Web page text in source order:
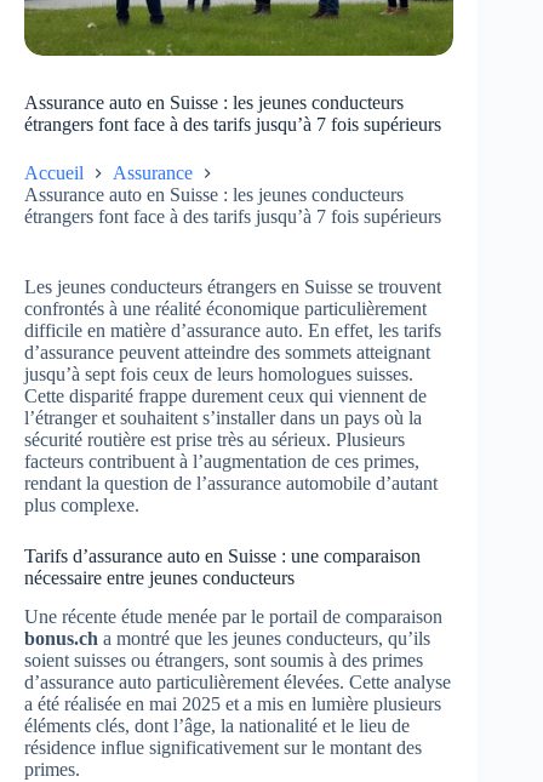
Assurance auto en Suisse : les jeunes conducteurs
étrangers font face à des tarifs jusqu’à 7 fois supérieurs
Accueil
Assurance
Assurance auto en Suisse : les jeunes conducteurs
étrangers font face à des tarifs jusqu’à 7 fois supérieurs
Les jeunes conducteurs étrangers en Suisse se trouvent
confrontés à une réalité économique particulièrement
difficile en matière d’assurance auto. En effet, les tarifs
d’assurance peuvent atteindre des sommets atteignant
jusqu’à sept fois ceux de leurs homologues suisses.
Cette disparité frappe durement ceux qui viennent de
l’étranger et souhaitent s’installer dans un pays où la
sécurité routière est prise très au sérieux. Plusieurs
facteurs contribuent à l’augmentation de ces primes,
rendant la question de l’assurance automobile d’autant
plus complexe.
Tarifs d’assurance auto en Suisse : une comparaison
nécessaire entre jeunes conducteurs
Une récente étude menée par le portail de comparaison
bonus.ch a montré que les jeunes conducteurs, qu’ils
soient suisses ou étrangers, sont soumis à des primes
d’assurance auto particulièrement élevées. Cette analyse
a été réalisée en mai 2025 et a mis en lumière plusieurs
éléments clés, dont l’âge, la nationalité et le lieu de
résidence influe significativement sur le montant des
primes.